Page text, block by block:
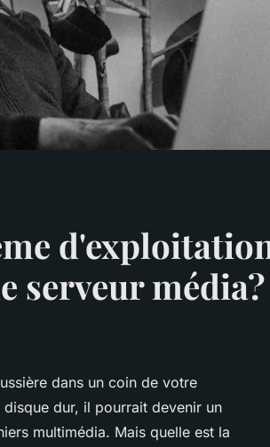
serveur média?
dans un coin de votre
disque dur, il pourrait devenir un
multimédia. Mais quelle est la